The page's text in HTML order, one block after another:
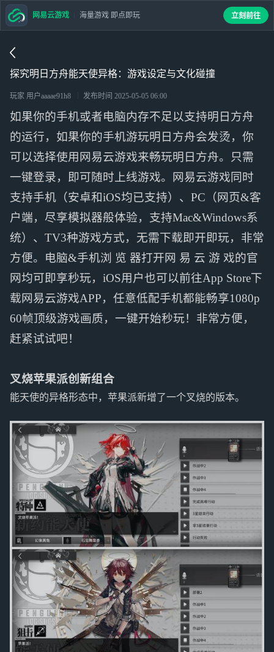
探究明日方舟能天使异格：游戏设定与文化碰撞
玩家 用户aaaae91h8 发布时间 2025-05-05 06:00
如果你的手机或者电脑内存不足以支持明日方舟
的运行，如果你的手机游玩明日方舟会发烫，你
可以选择使用网易云游戏来畅玩明日方舟。只需
一键登录，即可随时上线游戏。网易云游戏同时
支持手机（安卓和iOS均已支持）、PC（网页&客
户端，尽享模拟器般体验，支持Mac&Windows系
统）、TV3种游戏方式，无需下载即开即玩，非常
方便。电脑&手机浏 览 器打开网 易 云 游 戏的官
网均可即享秒玩，iOS用户也可以前往App Store下
载网易云游戏APP，任意低配手机都能畅享1080p
60帧顶级游戏画质，一键开始秒玩！非常方便，
赶紧试试吧！
叉烧苹果派创新组合
能天使的异格形态中，苹果派新增了一个叉烧的版本。
网易云游戏 海量游戏 即点即玩 立刻前往